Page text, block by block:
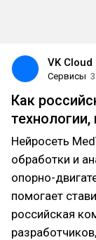
VK Cloud
Сервисы
Как
Нейросеть
обработки и
опорно-
помогает
российская